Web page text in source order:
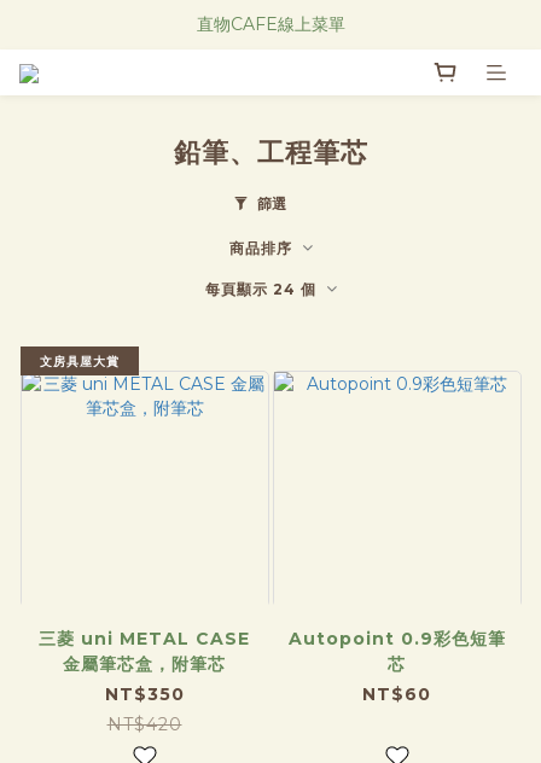
Research Notes 新品發售中！
直物CAFE線上菜單
鉛筆、工程筆芯
篩選
商品排序
每頁顯示 24 個
文房具屋大賞
三菱 uni METAL CASE
金屬筆芯盒，附筆芯
NT$350
NT$420
Autopoint 0.9彩色短筆
芯
NT$60